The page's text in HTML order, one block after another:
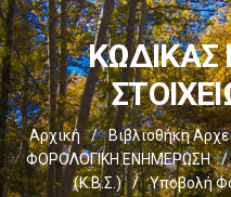
ΚΩΔΙΚΑΣ
Αρχική / Βιβλιοθήκη
ΦΟΡΟΛΟΓΙΚΗ ΕΝΗΜΕΡΩΣΗ
/
(Κ.Β.Σ.)
/
Υποβολή